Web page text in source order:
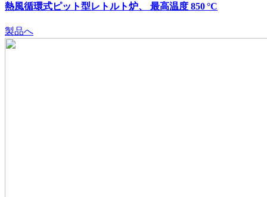
熱風循環式ピット型レトルト炉、 最高温度 850 °C
製品へ